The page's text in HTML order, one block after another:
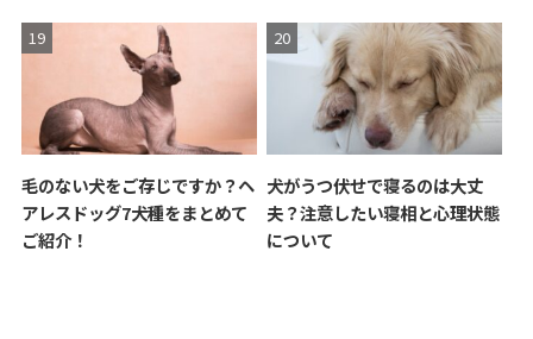
毛のない犬をご存じですか？ヘ
アレスドッグ7犬種をまとめて
ご紹介！
犬がうつ伏せで寝るのは大丈
夫？注意したい寝相と心理状態
について